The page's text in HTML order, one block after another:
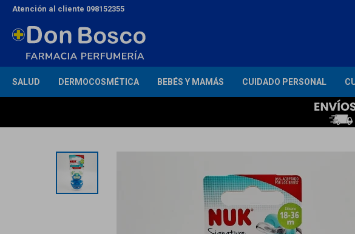
SALUD DERMOCOSMÉTICA BEBÉS Y MAMÁS CUIDADO PERSONAL
Atención al cliente 098152355